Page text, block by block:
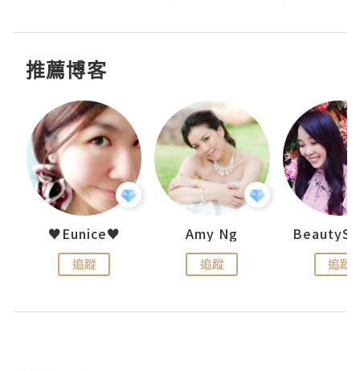
推薦博客
♥Eunice♥
追蹤
Amy Ng
追蹤 追蹤